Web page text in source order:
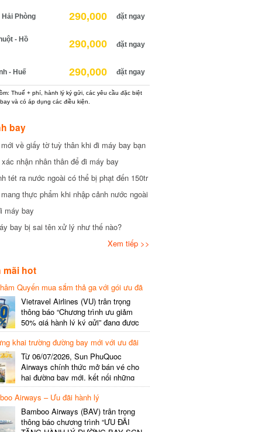
Phòng 290,000 đặt ngay
- Hồ
290,000 đặt ngay
- Huế 290,000 đặt ngay
Thuế + phí, hành lý ký gửi, các yêu cầu đặc biệt
và có áp dụng các điều kiện.
bay
về giấy tờ tuỳ thân khi đi máy bay bạn
nhận nhân thân để đi máy bay
tét ra nước ngoài có thể bị phạt đến 150tr
thực phẩm khi nhập cảnh nước ngoài
bay
bay bị sai tên xử lý như thế nào?
Xem tiếp >>
hot
Quyến mua sắm thả ga với gói ưu đã
gói cước
Vietravel Airlines (VU) trân trọng
thông báo “Chương trình ưu giảm
50% giá hành lý ký gửi” đang được
triển khai cho đường bay quốc tế mới
kết nối từ TP. Hồ Chí Minh
(SGN) đi Thâm Quyến – Trung Quốc
(SZX), chi tiết như sau: LỊCH BAY
CHI TIẾT Đường bay SHCB Giờ khởi
hành Giờ đến Tần suất…
khai trường đường bay mới với ưu đãi
Từ 06/07/2026, Sun PhuQuoc
Airways chính thức mở bán vé cho
hai đường bay mới, kết nối những
điểm đến giàu trải nghiệm, giúp hành
khách khám phá vẻ đẹp thiên nhiên
và văn hóa của miền Trung Việt Nam.
Thông tin đường bay mới Đường bay
Airways – Ưu đãi hành lý
Bamboo Airways (BAV) trân trọng
thông báo chương trình “ƯU ĐÃI